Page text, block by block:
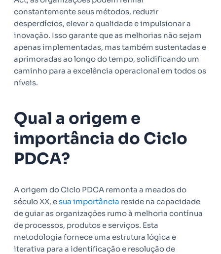
constantemente seus métodos, reduzir
desperdícios, elevar a qualidade e impulsionar a
inovação. Isso garante que as melhorias não sejam
apenas implementadas, mas também sustentadas e
aprimoradas ao longo do tempo, solidificando um
caminho para a excelência operacional em todos os
níveis.
Qual a origem e
importância do Ciclo
PDCA?
A origem do Ciclo PDCA remonta a meados do
século XX, esua importância reside na capacidade
de guiar as organizações rumo à melhoria contínua
de processos, produtos e serviços. Esta
metodologia fornece uma estrutura lógica e
iterativa para a identificação e resolução de